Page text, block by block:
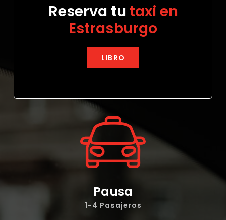
Reserva tu taxi en
Estrasburgo
LIBRO
Pausa
1-4 Pasajeros